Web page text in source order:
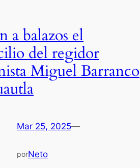
a balazos el
del regidor
Miguel Barranco
Mar 25, 2025—
porNeto